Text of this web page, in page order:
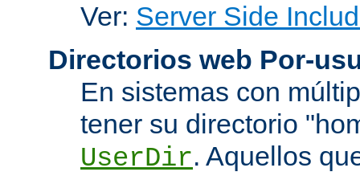
Ver: Server Side
Directorios web Por-
En sistemas con
tener su directorio
UserDir. Aquellos